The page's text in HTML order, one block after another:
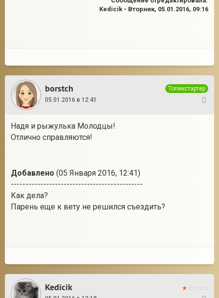
Kedicik - Вторник, 05.01.2016, 09:16
borstch
Топикстартер
05.01.2016 в 12:41
Надя и рыжулька Молодцы!
Отлично справляются!
Добавлено (05 Января 2016, 12:41)
---------------------------------------------
Как дела?
Парень еще к вету не решился съездить?
Kedicik